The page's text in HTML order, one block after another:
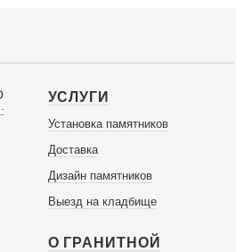
УСЛУГИ
Установка памятников
Доставка
Дизайн памятников
Выезд на кладбище
О ГРАНИТНОЙ